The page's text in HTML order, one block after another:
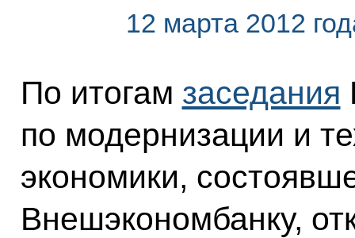
12 марта 2012
По итогам заседания
по модернизации и
экономики,
Внешэкономбанку,